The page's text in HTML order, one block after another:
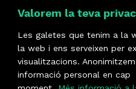
Valorem la teva
Les galetes que tenim a la
la web i ens serveixen per
visualitzacions.
informació personal en cap
Telegram
Fes-te sòcia!
Formem part de